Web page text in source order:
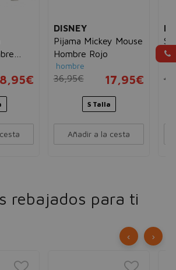
DISNEY
Pijama Mickey Mouse
Hombre Rojo
hombre
36,95€ 17,95€
S Talla
Añadir a la cesta
rebajados para ti
‹ ›